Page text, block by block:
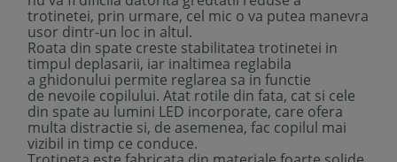
trotinetei, prin urmare, cel mic o va putea manevra
usor dintr-un loc in altul.
Roata din spate creste stabilitatea trotinetei in
timpul deplasarii, iar inaltimea reglabila
a ghidonului permite reglarea sa in functie
de nevoile copilului. Atat rotile din fata, cat si cele
din spate au lumini LED incorporate, care ofera
multa distractie si, de asemenea, fac copilul mai
vizibil in timp ce conduce.